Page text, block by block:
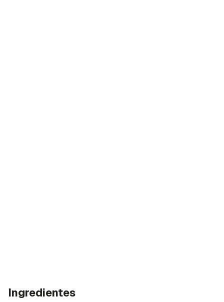
Ingredientes